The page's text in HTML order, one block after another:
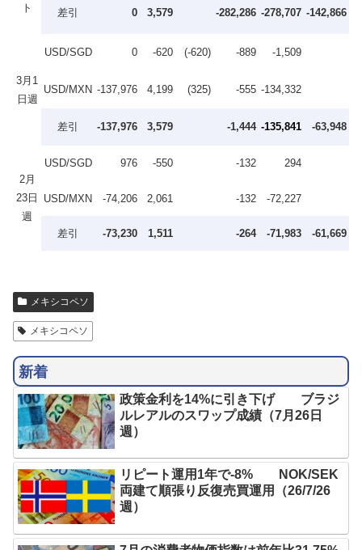
ト
差引 0 3,579 -282,286 -278,707 -142,866
3月1
日週
USD/SGD 0 -620 (-620) -889 -1,509
USD/MXN -137,976 4,199 (325) -555 -134,332
差引 -137,976 3,579 -1,444 -135,841 -63,948
2月
23日
週
USD/SGD 976 -550 -132 294
USD/MXN -74,206 2,061 -132 -72,227
差引 -73,230 1,511 -264 -71,983 -61,669
メキシコペソ
メキシコペソ
新着
政策金利を14%に引き下げ ブラジ
ルレアルのスワップ成績（7月26日
週）
リピート運用1年で-8% NOK/SEK
両建て順張り反復売買運用（26/7/26
週）